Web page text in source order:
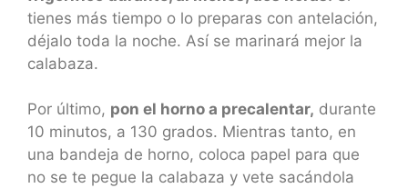
tienes más tiempo o lo preparas con antelación,
déjalo toda la noche. Así se marinará mejor la
calabaza.
Por último, pon el horno a precalentar, durante
10 minutos, a 130 grados. Mientras tanto, en
una bandeja de horno, coloca papel para que
no se te pegue la calabaza y vete sacándola